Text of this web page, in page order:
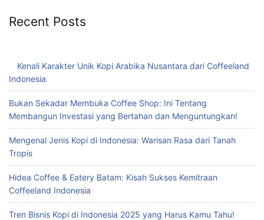
Recent Posts
Kenali Karakter Unik Kopi Arabika Nusantara dari Coffeeland
Indonesia
Bukan Sekadar Membuka Coffee Shop: Ini Tentang
Membangun Investasi yang Bertahan dan Menguntungkan!
Mengenal Jenis Kopi di Indonesia: Warisan Rasa dari Tanah
Tropis
Hidea Coffee & Eatery Batam: Kisah Sukses Kemitraan
Coffeeland Indonesia
Tren Bisnis Kopi di Indonesia 2025 yang Harus Kamu Tahu!